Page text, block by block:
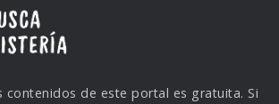
contenidos de este portal es gratuita. Si